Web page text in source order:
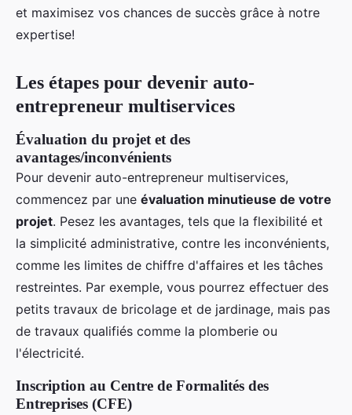
et maximisez vos chances de succès grâce à notre
expertise!
Les étapes pour devenir auto-
entrepreneur multiservices
Évaluation du projet et des
avantages/inconvénients
Pour devenir auto-entrepreneur multiservices,
commencez par une évaluation minutieuse de votre
projet. Pesez les avantages, tels que la flexibilité et
la simplicité administrative, contre les inconvénients,
comme les limites de chiffre d'affaires et les tâches
restreintes. Par exemple, vous pourrez effectuer des
petits travaux de bricolage et de jardinage, mais pas
de travaux qualifiés comme la plomberie ou
l'électricité.
Inscription au Centre de Formalités des
Entreprises (CFE)